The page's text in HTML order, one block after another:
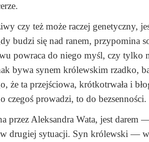
czy też może raczej genetyczny,
budzi się nad ranem, przypomina
powraca do niego myśl, czy tylko
bywa synem królewskim rzadko,
że ta przejściowa, krótkotrwała i
prowadzi, to do bezsenności.
przez Aleksandra Wata, jest darem
drugiej sytuacji. Syn królewski —